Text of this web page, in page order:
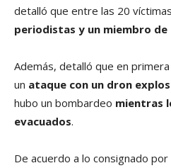
detalló que entre las 20
periodistas y un miembro de
Además, detalló que en
un ataque con un dron
hubo un bombardeo mientras
evacuados.
De acuerdo a lo consignado por